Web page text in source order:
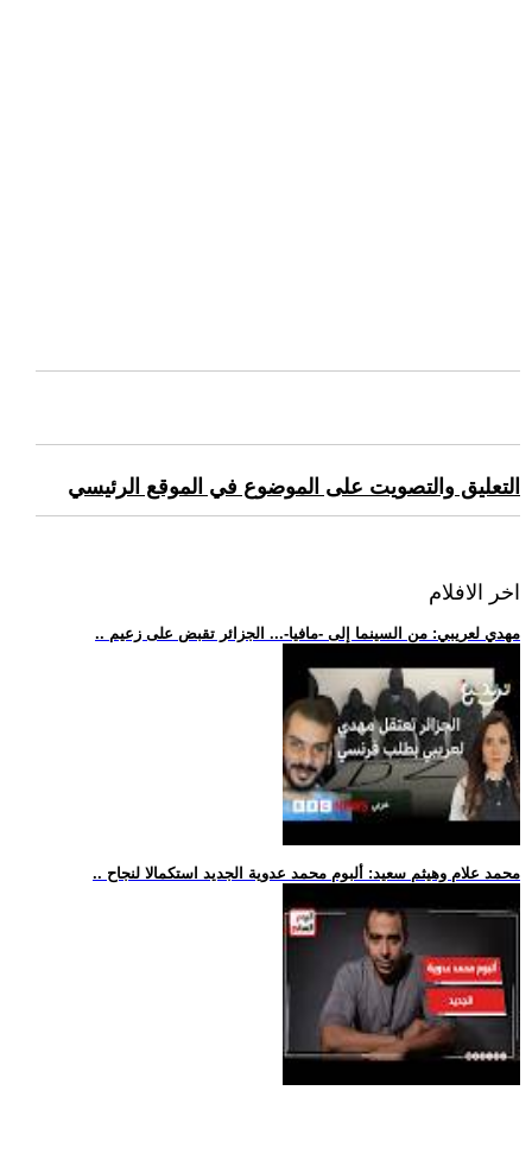
التعليق والتصويت على الموضوع في الموقع الرئيسي
اخر الافلام
.. مهدي لعريبي: من السينما إلى -مافيا-... الجزائر تقبض على زعيم
.. محمد علام وهيثم سعيد: ألبوم محمد عدوية الجديد استكمالا لنجاح